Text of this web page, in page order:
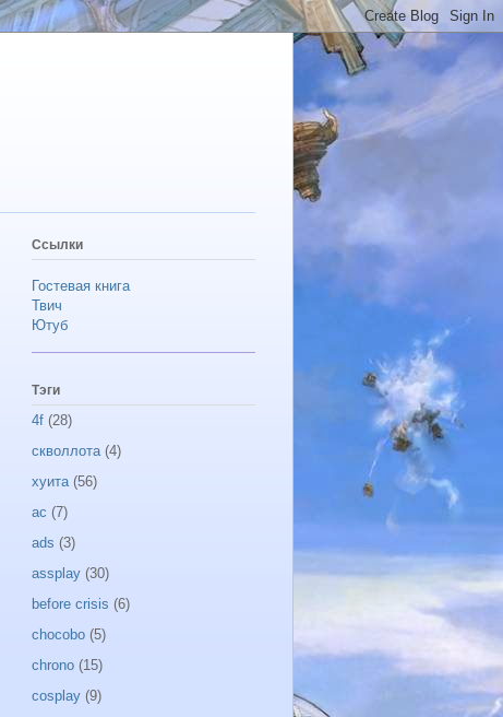
Ссылки
Гостевая книга
Твич
Ютуб
Тэги
4f (28)
скволлота (4)
хуита (56)
ac (7)
ads (3)
assplay (30)
before crisis (6)
chocobo (5)
chrono (15)
cosplay (9)